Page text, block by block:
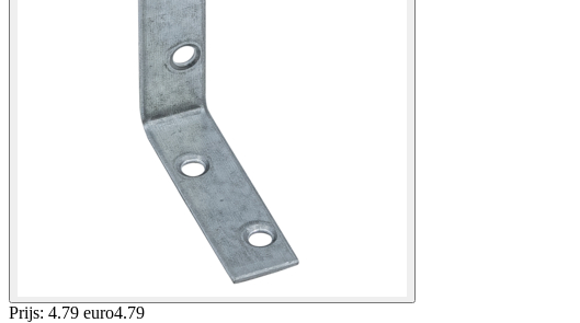
Prijs: 4.79 euro4.79